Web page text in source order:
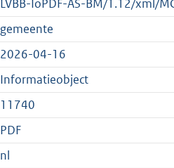
e
:
1
K
b
LVBB-IoPDF-AS-BM/1.12/xml/
gemeente
2026-04-16
Informatieobject
11740
PDF
nl